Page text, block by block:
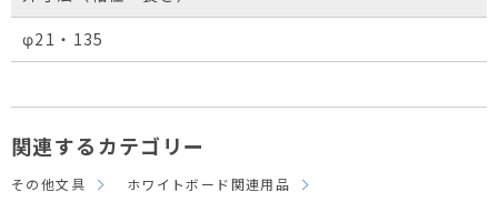
φ21・135
関連するカテゴリー
その他文具 ホワイトボード関連用品